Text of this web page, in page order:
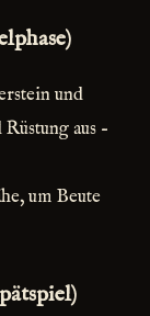
und
aus –
um Beute